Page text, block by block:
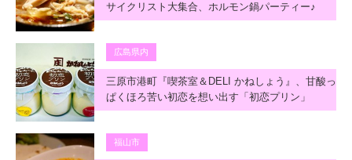
サイクリスト大集合、ホルモン鍋パーティー♪
広島県内
三原市港町『喫茶室＆DELI かねしょう』、甘酸っ
ぱくほろ苦い初恋を想い出す「初恋プリン」
福山市